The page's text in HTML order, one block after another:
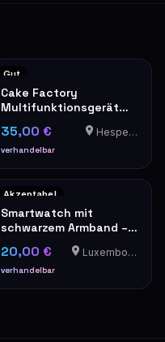
Gut
Cake Factory
Multifunktionsgerät
35,00 €
verhandelbar
Hesperange
Akzeptabel
Smartwatch mit
schwarzem Armband –
Gebraucht - Mit
Alarmknopf an der
Seite. Bei Gefahr
aktivieren. Ein schriller
20,00 €
verhandelbar
Luxembourg-Cents